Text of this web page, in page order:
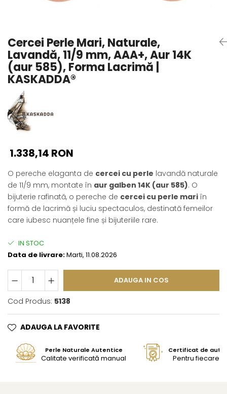
Pandantive cu Perle
Brose cu Perle
Cercei Perle Mari, Naturale,
Lavandă, 11/9 mm, AAA+, Aur 14K
(aur 585), Forma Lacrimă |
KASKADDA®
1.338,14 RON
O pereche elaganta de cercei cu perle lavandă naturale
de 11/9 mm, montate în aur galben 14K (aur 585). O
bijuterie rafinată, o pereche de cercei cu perle mari în
formă de lacrimă și luciu spectaculos, destinată femeilor
care iubesc nuanțele fine și bijuteriile rare.
IN STOC
Data de livrare:Marti, 11.08.2026
ADAUGA IN COS
Cod Produs: 5138
ADAUGA LA FAVORITE
Perle Naturale Autentice
Calitate verificată manual
Certificat de
Pentru fiecare